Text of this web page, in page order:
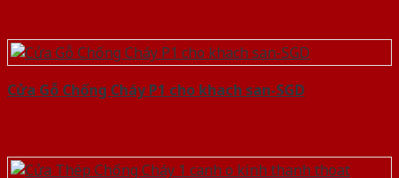
Cửa Gỗ Chống Cháy P1 cho khach san-SGD